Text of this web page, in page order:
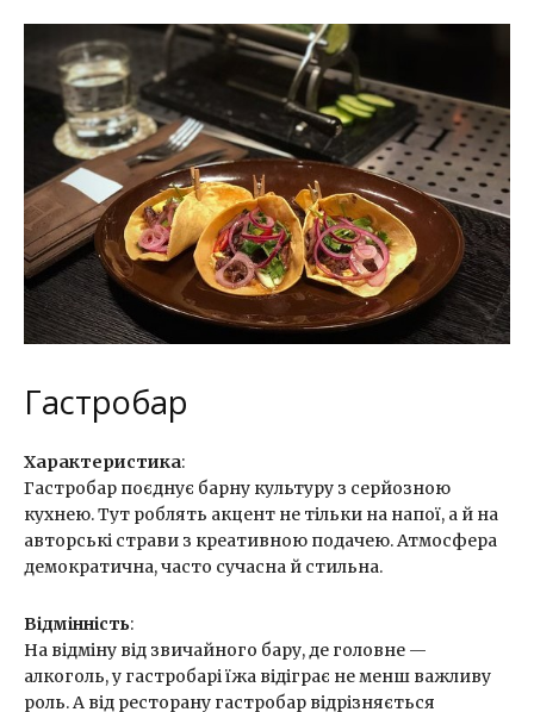
Гастробар
Характеристика:
Гастробар поєднує барну культуру з серйозною
кухнею. Тут роблять акцент не тільки на напої, а й на
авторські страви з креативною подачею. Атмосфера
демократична, часто сучасна й стильна.
Відмінність:
На відміну від звичайного бару, де головне —
алкоголь, у гастробарі їжа відіграє не менш важливу
роль. А від ресторану гастробар відрізняється